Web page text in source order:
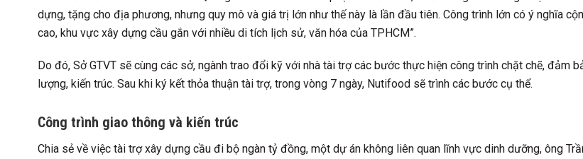
dựng, tặng cho địa phương, nhưng quy mô và giá trị lớn như thế này là lần đầu tiên. Công trình lớn có ý nghĩa
cao, khu vực xây dựng cầu gắn với nhiều di tích lịch sử, văn hóa của TPHCM”.
Do đó, Sở GTVT sẽ cùng các sở, ngành trao đổi kỹ với nhà tài trợ các bước thực hiện công trình chặt chẽ, đảm
lượng, kiến trúc. Sau khi ký kết thỏa thuận tài trợ, trong vòng 7 ngày, Nutifood sẽ trình các bước cụ thể.
Công trình giao thông và kiến trúc
Chia sẻ về việc tài trợ xây dựng cầu đi bộ ngàn tỷ đồng, một dự án không liên quan lĩnh vực dinh dưỡng, ông